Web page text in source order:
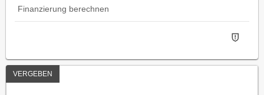
Finanzierung berechnen
VERGEBEN